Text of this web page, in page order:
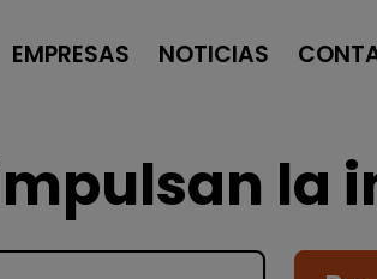
EMPRESAS NOTICIAS
la